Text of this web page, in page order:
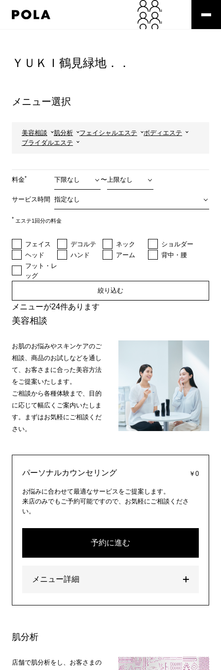
ＹＵＫＩ鶴見緑地．．
メニュー選択
美容相談 肌分析 フェイシャルエステ
ボディエステ
ブライダルエステ
料金* 〜
サービス時間
* エステ1回分の料金
フェイス デコルテ ネック
ショルダー
ヘッド
ハンド アーム
背中・腰
フット・レ
ッグ
絞り込む
メニューが24件あります
美容相談
お肌のお悩みやスキンケアのご
相談、商品のお試しなどを通し
て、お客さまに合った美容方法
をご提案いたします。
ご相談から各種体験まで、目的
に応じて幅広くご案内いたしま
す。まずはお気軽にご相談くだ
さい。
パーソナルカウンセリング ￥0
お悩みに合わせて最適なサービスをご提案します。
来店のみでもご予約可能ですので、お気軽にご相談くださ
い。
予約に進む
メニュー詳細
肌分析
店舗で肌分析をし、お客さまの